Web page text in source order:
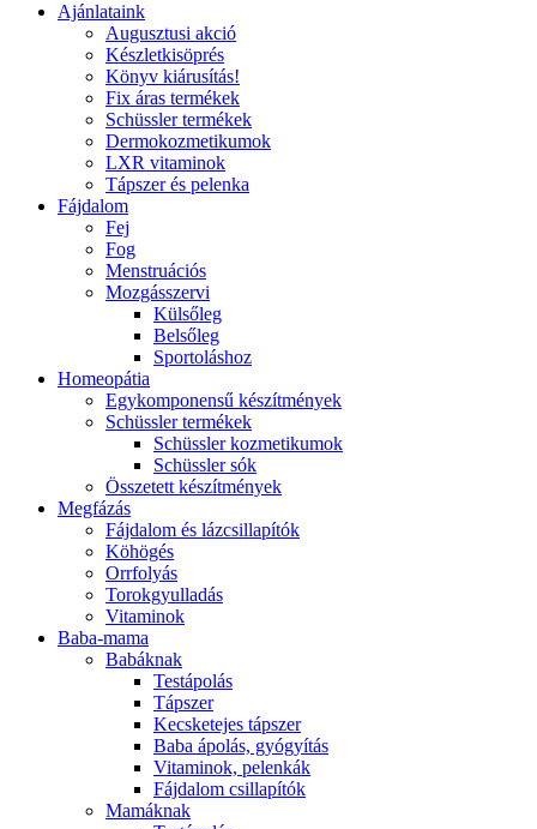
Ajánlataink
Augusztusi akció
Készletkisöprés
Könyv kiárusítás!
Fix áras termékek
Schüssler termékek
Dermokozmetikumok
LXR vitaminok
Tápszer és pelenka
Fájdalom
Fej
Fog
Menstruációs
Mozgásszervi
Külsőleg
Belsőleg
Sportoláshoz
Homeopátia
Egykomponensű készítmények
Schüssler termékek
Schüssler kozmetikumok
Schüssler sók
Összetett készítmények
Megfázás
Fájdalom és lázcsillapítók
Köhögés
Orrfolyás
Torokgyulladás
Vitaminok
Baba-mama
Babáknak
Testápolás
Tápszer
Kecsketejes tápszer
Baba ápolás, gyógyítás
Vitaminok, pelenkák
Fájdalom csillapítók
Mamáknak